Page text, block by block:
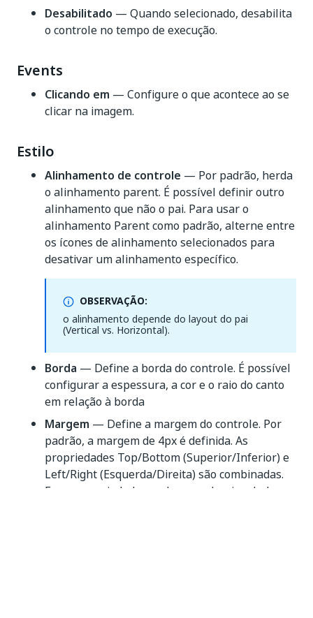
Desabilitado — Quando selecionado, desabilita
o controle no tempo de execução.
Events
Clicando em — Configure o que acontece ao se
clicar na imagem.
Estilo
Alinhamento de controle — Por padrão, herda
o alinhamento parent. É possível definir outro
alinhamento que não o pai. Para usar o
alinhamento Parent como padrão, alterne entre
os ícones de alinhamento selecionados para
desativar um alinhamento específico.
OBSERVAÇÃO:
o alinhamento depende do layout do pai
(Vertical vs. Horizontal).
Borda — Define a borda do controle. É possível
configurar a espessura, a cor e o raio do canto
em relação à borda
Margem — Define a margem do controle. Por
padrão, a margem de 4px é definida. As
propriedades Top/Bottom (Superior/Inferior) e
Left/Right (Esquerda/Direita) são combinadas.
Essas propriedades podem ser desvinculadas,